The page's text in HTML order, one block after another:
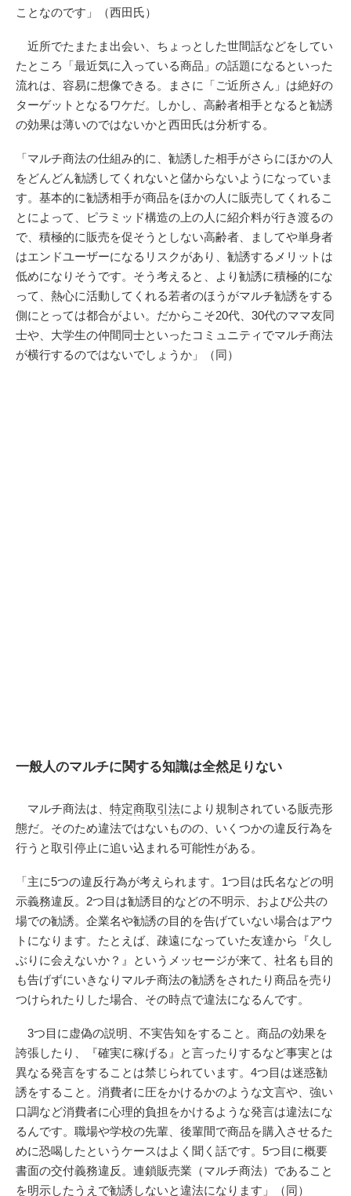
ことなのです」（西田氏）
近所でたまたま出会い、ちょっとした世間話などをしてい
たところ「最近気に入っている商品」の話題になるといった
流れは、容易に想像できる。まさに「ご近所さん」は絶好の
ターゲットとなるワケだ。しかし、高齢者相手となると勧誘
の効果は薄いのではないかと西田氏は分析する。
「マルチ商法の仕組み的に、勧誘した相手がさらにほかの人
をどんどん勧誘してくれないと儲からないようになっていま
す。基本的に勧誘相手が商品をほかの人に販売してくれるこ
とによって、ピラミッド構造の上の人に紹介料が行き渡るの
で、積極的に販売を促そうとしない高齢者、ましてや単身者
はエンドユーザーになるリスクがあり、勧誘するメリットは
低めになりそうです。そう考えると、より勧誘に積極的にな
って、熱心に活動してくれる若者のほうがマルチ勧誘をする
側にとっては都合がよい。だからこそ20代、30代のママ友同
士や、大学生の仲間同士といったコミュニティでマルチ商法
が横行するのではないでしょうか」（同）
一般人のマルチに関する知識は全然足りない
マルチ商法は、 特定商取引法により規制されている販売形
態だ。そのため違法ではないものの、いくつかの違反行為を
行うと取引停止に追い込まれる可能性がある。
「主に5つの違反行為が考えられます。1つ目は氏名などの明
示義務違反。2つ目は勧誘目的などの不明示、および公共の
場での勧誘。企業名や勧誘の目的を告げていない場合はアウ
トになります。たとえば、疎遠になっていた友達から『久し
ぶりに会えないか？』というメッセージが来て、社名も目的
も告げずにいきなりマルチ商法の勧誘をされたり商品を売り
つけられたりした場合、その時点で違法になるんです。
3つ目に虚偽の説明、不実告知をすること。商品の効果を
誇張したり、『確実に稼げる』と言ったりするなど事実とは
異なる発言をすることは禁じられています。4つ目は迷惑勧
誘をすること。消費者に圧をかけるかのような文言や、強い
口調など消費者に心理的負担をかけるような発言は違法にな
るんです。職場や学校の先輩、後輩間で商品を購入させるた
めに恐喝したというケースはよく聞く話です。5つ目に概要
書面の交付義務違反。連鎖販売業（マルチ商法）であること
を明示したうえで勧誘しないと違法になります」（同）